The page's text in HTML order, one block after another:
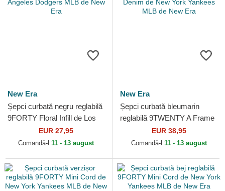
New Era
Șepci curbată negru reglabilă
9FORTY Floral Infill de Los
Angeles Dodgers MLB de
New Era
EUR 27,95
Comandă-l 11 - 13 august
New Era
Șepci curbată bleumarin
reglabilă 9TWENTY A Frame
Denim de New York Yankees
MLB de New Era
EUR 38,95
Comandă-l 11 - 13 august